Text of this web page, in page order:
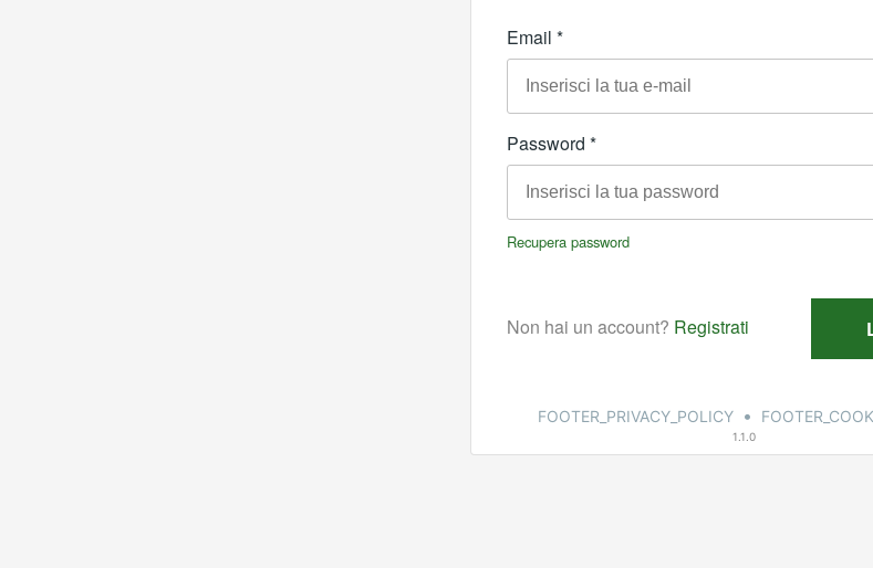
FOOTER_PRIVACY_POLICY •
1.1.0